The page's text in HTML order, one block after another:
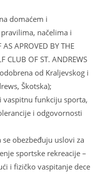
domaćem i
načelima i
APROVED BY THE
CLUB OF ST. ANDREWS
od Kraljevskog i
Škotska);
vaspitnu funkciju sporta,
i odgovornosti
obezbeđuju uslovi za
sportske rekreacije –
i fizičko vaspitanje dece